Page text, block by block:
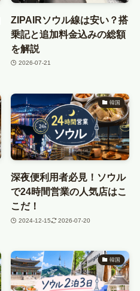
ZIPAIRソウル線は安い？搭
乗記と追加料金込みの総額
を解説
2026-07-21
韓国
深夜便利用者必見！ソウル
で24時間営業の人気店はこ
こだ！
2024-12-15 2026-07-20
韓国